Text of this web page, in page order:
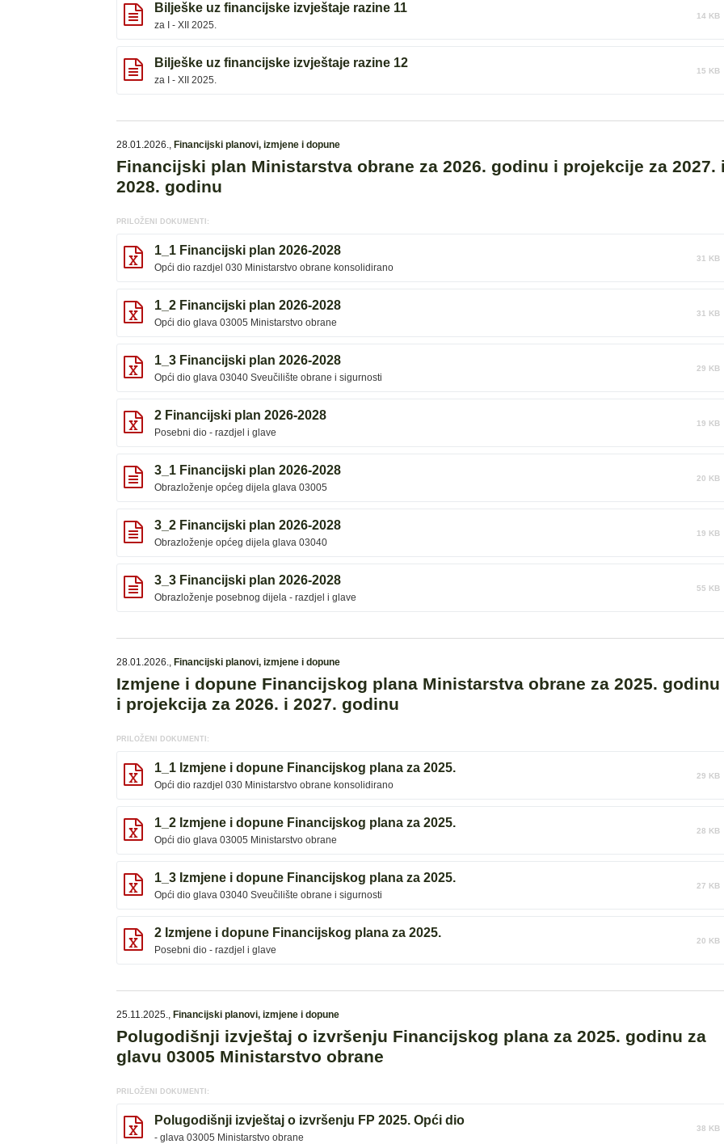
Bilješke uz financijske izvještaje razine 11
za I - XII 2025.
14 KB
Bilješke uz financijske izvještaje razine 12
za I - XII 2025.
15 KB
28.01.2026., Financijski planovi, izmjene i dopune
Financijski plan Ministarstva obrane za 2026. godinu i projekcije za 2027.
2028. godinu
PRILOŽENI DOKUMENTI:
1_1 Financijski plan 2026-2028
Opći dio razdjel 030 Ministarstvo obrane konsolidirano
31 KB
1_2 Financijski plan 2026-2028
Opći dio glava 03005 Ministarstvo obrane
31 KB
1_3 Financijski plan 2026-2028
Opći dio glava 03040 Sveučilište obrane i sigurnosti
29 KB
2 Financijski plan 2026-2028
Posebni dio - razdjel i glave
19 KB
3_1 Financijski plan 2026-2028
Obrazloženje općeg dijela glava 03005
20 KB
3_2 Financijski plan 2026-2028
Obrazloženje općeg dijela glava 03040
19 KB
3_3 Financijski plan 2026-2028
Obrazloženje posebnog dijela - razdjel i glave
55 KB
28.01.2026., Financijski planovi, izmjene i dopune
Izmjene i dopune Financijskog plana Ministarstva obrane za 2025. godinu
i projekcija za 2026. i 2027. godinu
PRILOŽENI DOKUMENTI:
1_1 Izmjene i dopune Financijskog plana za 2025.
Opći dio razdjel 030 Ministarstvo obrane konsolidirano
29 KB
1_2 Izmjene i dopune Financijskog plana za 2025.
Opći dio glava 03005 Ministarstvo obrane
28 KB
1_3 Izmjene i dopune Financijskog plana za 2025.
Opći dio glava 03040 Sveučilište obrane i sigurnosti
27 KB
2 Izmjene i dopune Financijskog plana za 2025.
Posebni dio - razdjel i glave
20 KB
25.11.2025., Financijski planovi, izmjene i dopune
Polugodišnji izvještaj o izvršenju Financijskog plana za 2025. godinu za
glavu 03005 Ministarstvo obrane
PRILOŽENI DOKUMENTI:
Polugodišnji izvještaj o izvršenju FP 2025. Opći dio
- glava 03005 Ministarstvo obrane
38 KB